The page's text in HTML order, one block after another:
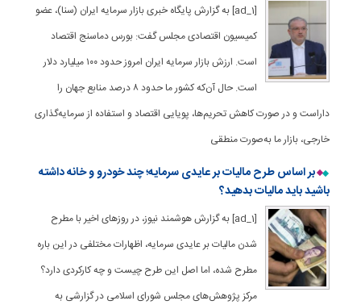
[ad_1] به گزارش پایگاه خبری بازار سرمایه ایران (سنا)، عضو
کمیسیون اقتصادی مجلس گفت: بورس دماسنج اقتصاد
است. ارزش بازار سرمایه ایران امروز حدود ۱۰۰ میلیارد دلار
است. حال آن‌که کشور ما حدود ۸ درصد منابع جهان را
داراست و در صورت کاهش تحریم‌ها، پویایی اقتصاد و استفاده از سرمایه‌گذاری
خارجی، بازار ما به‌صورت منطقی
بر اساس طرح مالیات بر عایدی سرمایه؛ چند خودرو و خانه داشته
باشید باید مالیات بدهید؟
[ad_1] به گزارش هوشمند نیوز، در روزهای اخیر با مطرح
شدن مالیات بر عایدی سرمایه، اظهارات مختلفی در این باره
مطرح شده، اما اصل این طرح چیست و چه کارکردی دارد؟
مرکز پژوهش‌های مجلس شورای اسلامی در گزارشی به